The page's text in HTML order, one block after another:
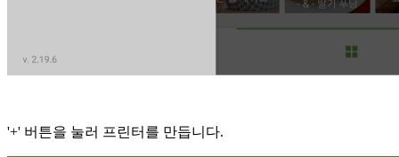
'+' 버튼을 눌러 프린터를 만듭니다.